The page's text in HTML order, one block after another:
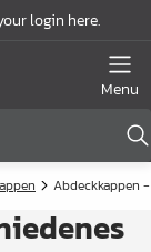
login here.
Menu
Abdeckkappen